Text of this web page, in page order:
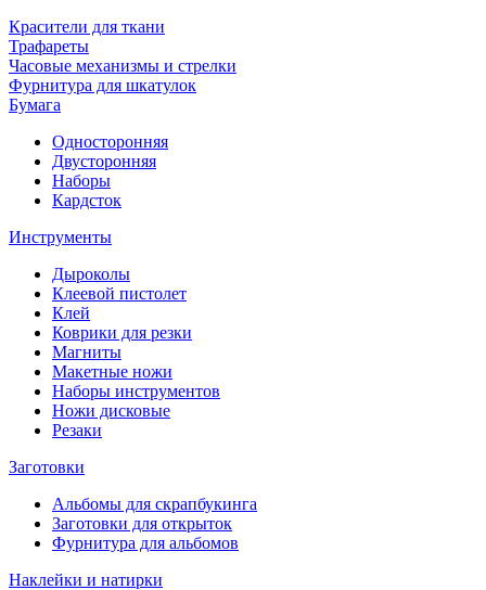
Красители для ткани
Трафареты
Часовые механизмы и стрелки
Фурнитура для шкатулок
Бумага
Односторонняя
Двусторонняя
Наборы
Кардсток
Инструменты
Дыроколы
Клеевой пистолет
Клей
Коврики для резки
Магниты
Макетные ножи
Наборы инструментов
Ножи дисковые
Резаки
Заготовки
Альбомы для скрапбукинга
Заготовки для открыток
Фурнитура для альбомов
Наклейки и натирки